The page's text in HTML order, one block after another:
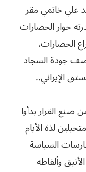
علي خاتمي مقر
حوار الحضارات
الحضارات،
جودة السجاد
الإيراني..
صنع القرار بدأوا
لذة الأيام
السياسة
وألفاظه